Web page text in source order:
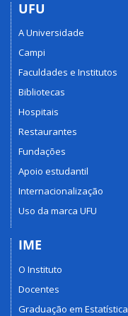
UFU
A Universidade
Campi
Faculdades e Institutos
Bibliotecas
Hospitais
Restaurantes
Fundações
Apoio estudantil
Internacionalização
Uso da marca UFU
IME
O Instituto
Docentes
Graduação em Estatística